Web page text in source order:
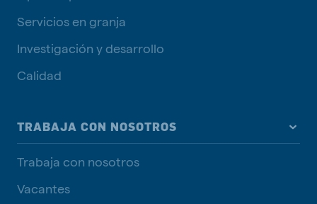
Servicios en granja
Investigación y desarrollo
Calidad
TRABAJA CON NOSOTROS
Trabaja con nosotros
Vacantes